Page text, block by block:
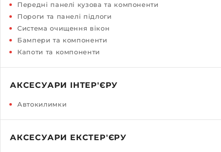
Передні панелі кузова та компоненти
Пороги та панелі підлоги
Система очищення вікон
Бампери та компоненти
Капоти та компоненти
АКСЕСУАРИ ІНТЕР'ЄРУ
Автокилимки
АКСЕСУАРИ ЕКСТЕР'ЄРУ